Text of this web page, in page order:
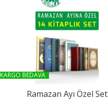
KARGO BEDAVA
Ramazan Ayı Özel Set